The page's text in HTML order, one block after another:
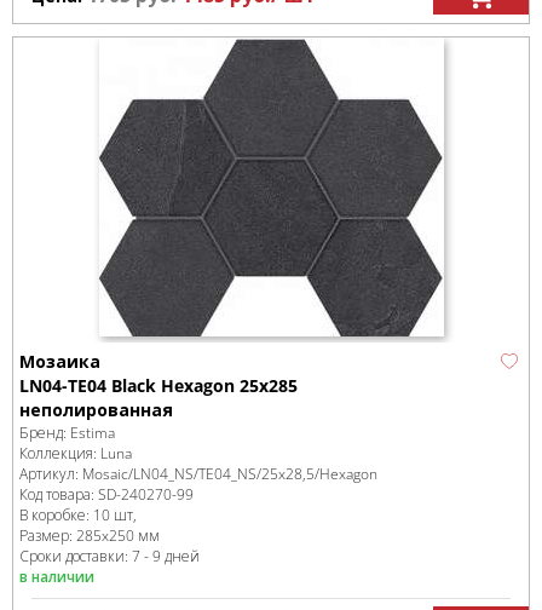
Мозаика
LN04-TE04 Black Hexagon 25x285
неполированная
Бренд: Estima
Коллекция: Luna
Артикул: Mosaic/LN04_NS/TE04_NS/25x28,5/Hexagon
Код товара: SD-240270-99
В коробке: 10 шт,
Размер: 285x250 мм
Сроки доставки: 7 - 9 дней
в наличии